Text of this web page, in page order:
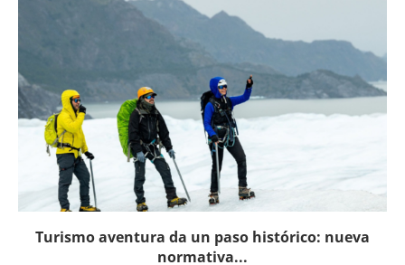
Turismo aventura da un paso histórico: nueva
normativa...